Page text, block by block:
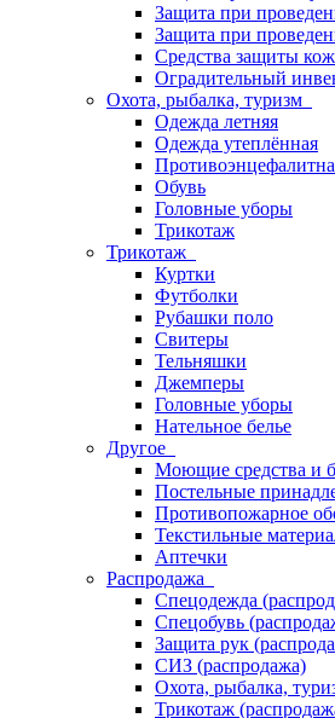
Защита при
Защита при
Средства защиты
Оградительный
Охота, рыбалка, туризм
Одежда летняя
Одежда утеплённая
Обувь
Головные уборы
Трикотаж
Трикотаж
Куртки
Футболки
Рубашки поло
Свитеры
Тельняшки
Джемперы
Головные уборы
Нательное белье
Другое
Моющие средства и
Постельные
Противопожарное
Текстильные
Аптечки
Распродажа
Спецодежда
Спецобувь
Защита рук
СИЗ (распродажа)
Охота, рыбалка,
Трикотаж